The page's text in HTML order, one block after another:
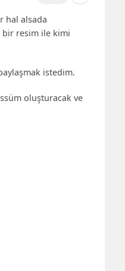
hal alsada
bir resim ile kimi
istedim.
oluşturacak ve